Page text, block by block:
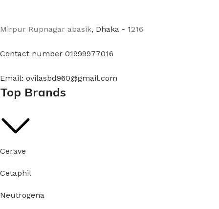
Mirpur Rupnagar abasik, Dhaka - 1216
Contact number 01999977016
Email: ovilasbd960@gmail.com
Top Brands
Cerave
Cetaphil
Neutrogena